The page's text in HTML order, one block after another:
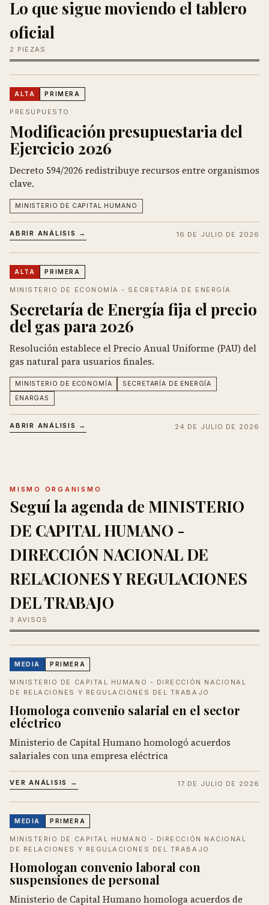
Lo que sigue moviendo el tablero
oficial
2 PIEZAS
ALTA PRIMERA
PRESUPUESTO
Modificación presupuestaria del
Ejercicio 2026
Decreto 594/2026 redistribuye recursos entre organismos
clave.
MINISTERIO DE CAPITAL HUMANO
ABRIR ANÁLISIS → 16 DE JULIO DE 2026
ALTA PRIMERA
MINISTERIO DE ECONOMÍA - SECRETARÍA DE ENERGÍA
Secretaría de Energía fija el precio
del gas para 2026
Resolución establece el Precio Anual Uniforme (PAU) del
gas natural para usuarios finales.
MINISTERIO DE ECONOMÍA
SECRETARÍA DE ENERGÍA
ENARGAS
ABRIR ANÁLISIS → 24 DE JULIO DE 2026
MISMO ORGANISMO
Seguí la agenda de MINISTERIO
DE CAPITAL HUMANO -
DIRECCIÓN NACIONAL DE
RELACIONES Y REGULACIONES
DEL TRABAJO
3 AVISOS
MEDIA PRIMERA
MINISTERIO DE CAPITAL HUMANO - DIRECCIÓN NACIONAL
DE RELACIONES Y REGULACIONES DEL TRABAJO
Homologa convenio salarial en el sector
eléctrico
Ministerio de Capital Humano homologó acuerdos
salariales con una empresa eléctrica
VER ANÁLISIS → 17 DE JULIO DE 2026
MEDIA PRIMERA
MINISTERIO DE CAPITAL HUMANO - DIRECCIÓN NACIONAL
DE RELACIONES Y REGULACIONES DEL TRABAJO
Homologan convenio laboral con
suspensiones de personal
Ministerio de Capital Humano homologa acuerdos de